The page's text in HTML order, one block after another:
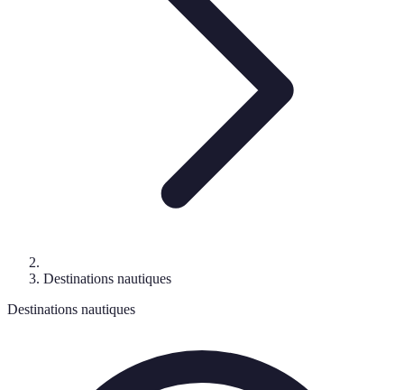
Destinations nautiques
Destinations nautiques